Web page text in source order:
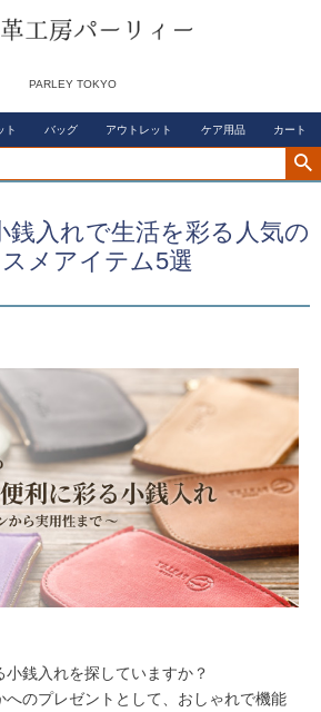
PARLEY TOKYO
ト バッグ アウトレット ケア用品 カート
銭入れで生活を彩る人気の
メアイテム5選
銭入れを探していますか？
へのプレゼントとして、おしゃれで機能